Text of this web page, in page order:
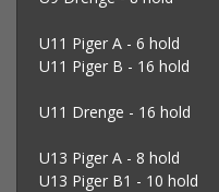
U11 Piger A - 6 hold
U11 Piger B - 16 hold
U11 Drenge - 16 hold
U13 Piger A - 8 hold
U13 Piger B1 - 10 hold